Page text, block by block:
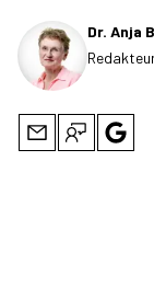
Dr. Anja